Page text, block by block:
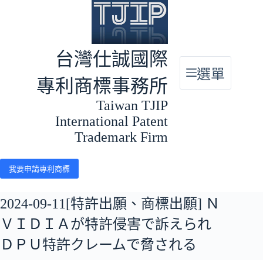
台灣仕誠國際
專利商標事務所
Taiwan TJIP
International Patent
Trademark Firm
選單
我要申請專利商標
2024-09-11[特許出願、商標出願] Ｎ
ＶＩＤＩＡが特許侵害で訴えられ
ＤＰＵ特許クレームで脅される